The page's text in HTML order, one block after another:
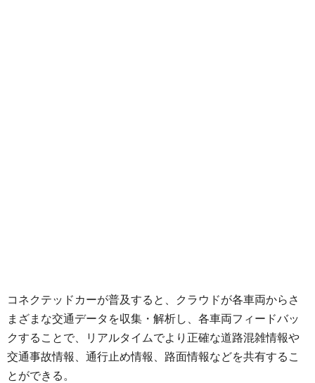
コネクテッドカーが普及すると、クラウドが各車両からさ
まざまな交通データを収集・解析し、各車両フィードバッ
クすることで、リアルタイムでより正確な道路混雑情報や
交通事故情報、通行止め情報、路面情報などを共有するこ
とができる。